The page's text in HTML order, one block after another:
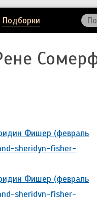
Подборки